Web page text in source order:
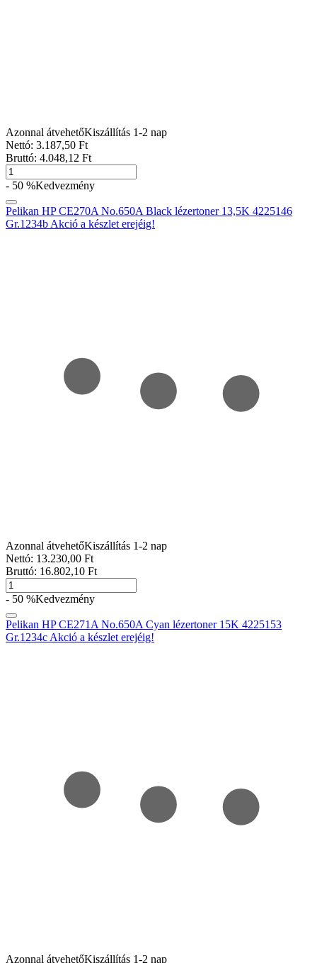
Azonnal átvehetőKiszállítás 1-2 nap
Nettó: 3.187,50 Ft
Bruttó: 4.048,12 Ft
- 50 %Kedvezmény
Pelikan HP CE270A No.650A Black lézertoner 13,5K 4225146
Gr.1234b Akció a készlet erejéig!
Azonnal átvehetőKiszállítás 1-2 nap
Nettó: 13.230,00 Ft
Bruttó: 16.802,10 Ft
- 50 %Kedvezmény
Pelikan HP CE271A No.650A Cyan lézertoner 15K 4225153
Gr.1234c Akció a készlet erejéig!
Azonnal átvehetőKiszállítás 1-2 nap